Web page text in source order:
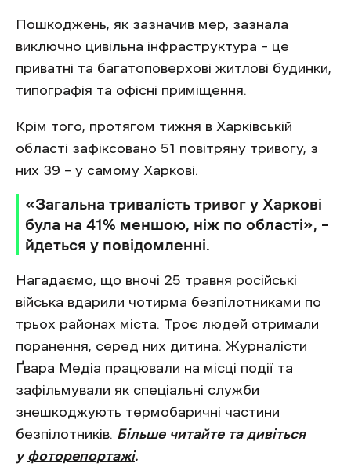
Пошкоджень, як зазначив мер, зазнала
виключно цивільна інфраструктура – це
приватні та багатоповерхові житлові будинки,
типографія та офісні приміщення.
Крім того, протягом тижня в Харківській
області зафіксовано 51 повітряну тривогу, з
них 39 – у самому Харкові.
‎«Загальна тривалість тривог у Харкові
була на 41% меншою, ніж по області‎», –
йдеться у повідомленні.
Нагадаємо, що вночі 25 травня російські
війська вдарили чотирма безпілотниками по
трьох районах міста. Троє людей отримали
поранення, серед них дитина. Журналісти
Ґвара Медіа працювали на місці події та
зафільмували як спеціальні служби
знешкоджують термобаричні частини
безпілотників. Більше читайте та дивіться
у фоторепортажі.